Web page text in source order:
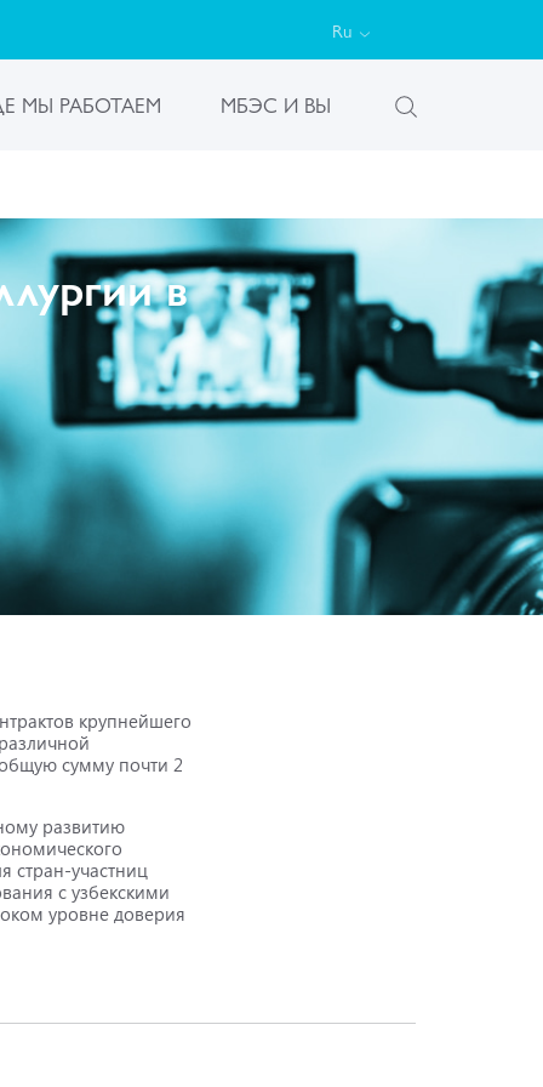
Ru
МЫ РАБОТАЕМ МБЭС И ВЫ
в
крупнейшего
сумму почти 2
развитию
стран-участниц
с узбекскими
уровне доверия